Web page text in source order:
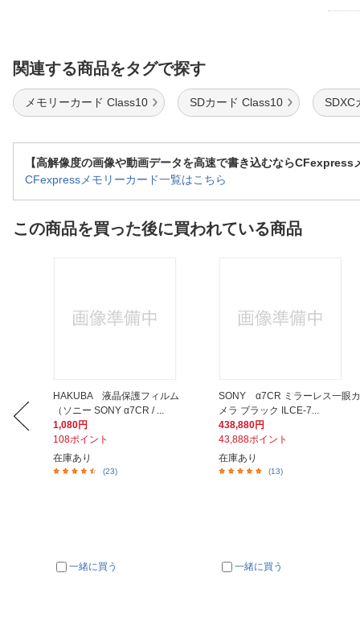
関連する商品をタグで探す
メモリーカード Class10 SDカード Class10 SDXC
【高解像度の画像や動画データを高速で書き込むならCFexpress
CFexpressメモリーカード一覧はこちら
この商品を買った後に買われている商品
HAKUBA 液晶保護フィルム
（ソニー SONY α7CR / ...
1,080円
108ポイント
在庫あり
(23)
一緒に買う
SONY α7CR ミラーレス一眼カ
メラ ブラック ILCE-7...
438,880円
43,888ポイント
在庫あり
(13)
一緒に買う